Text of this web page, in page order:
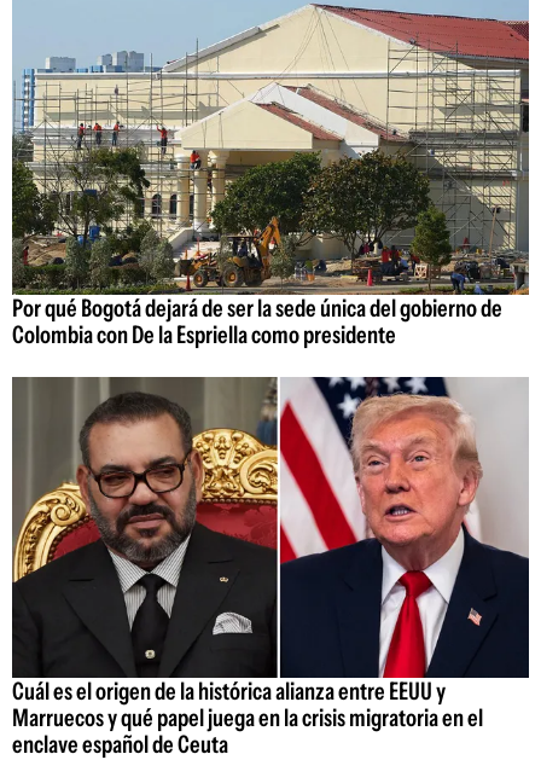
Por qué Bogotá dejará de ser la sede única del gobierno de
Colombia con De la Espriella como presidente
Cuál es el origen de la histórica alianza entre EEUU y
Marruecos y qué papel juega en la crisis migratoria en el
enclave español de Ceuta